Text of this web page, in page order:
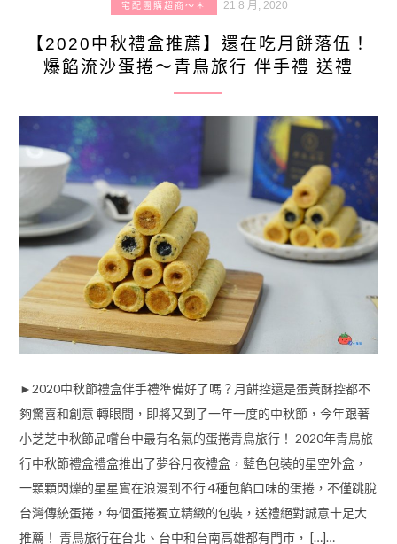
宅配團購超商～＊ 21 8 月, 2020
【2020中秋禮盒推薦】還在吃月餅落伍！
爆餡流沙蛋捲～青鳥旅行 伴手禮 送禮
►2020中秋節禮盒伴手禮準備好了嗎？月餅控還是蛋黃酥控都不
夠驚喜和創意 轉眼間，即將又到了一年一度的中秋節，今年跟著
小芝芝中秋節品嚐台中最有名氣的蛋捲青鳥旅行！ 2020年青鳥旅
行中秋節禮盒禮盒推出了夢谷月夜禮盒，藍色包裝的星空外盒，
一顆顆閃爍的星星實在浪漫到不行 4種包餡口味的蛋捲，不僅跳脫
台灣傳統蛋捲，每個蛋捲獨立精緻的包裝，送禮絕對誠意十足大
推薦！ 青鳥旅行在台北、台中和台南高雄都有門市， […]…